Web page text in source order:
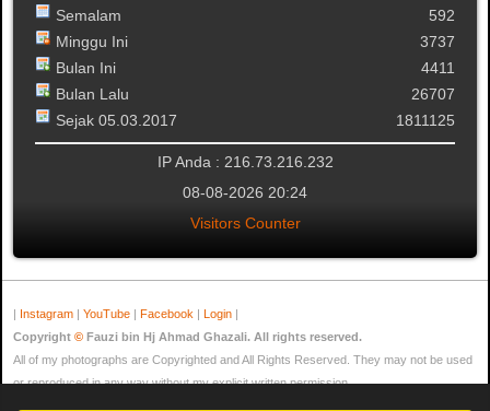
Semalam
Minggu Ini
Bulan Ini
Bulan Lalu
Sejak 05.03.2017
592
3737
4411
26707
1811125
IP Anda : 216.73.216.232
08-08-2026 20:24
Visitors Counter
Instagram YouTube Facebook Login
Copyright © Fauzi bin Hj Ahmad Ghazali. All rights reserved.
All of my photographs are Copyrighted and All Rights Reserved. They may not be used
or reproduced in any way without my explicit written permission.